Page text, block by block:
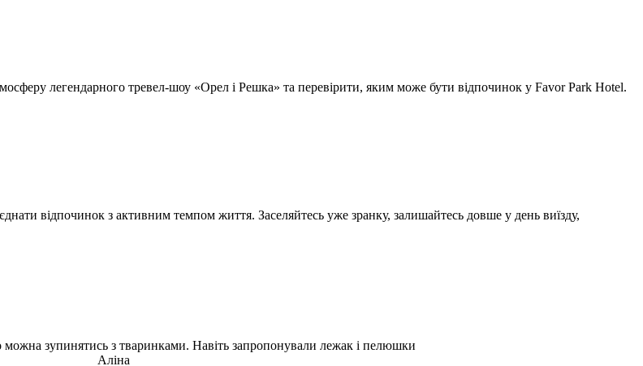
легендарного тревел-шоу «Орел і Решка» та перевірити, яким може бути відпочинок у Favor Park Hotel.
відпочинок з активним темпом життя. Заселяйтесь уже зранку, залишайтесь довше у день виїзду,
зупинятись з тваринками. Навіть запропонували лежак і пелюшки
Аліна